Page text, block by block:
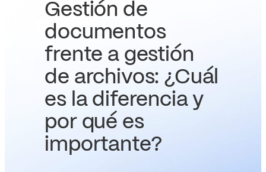
Gestión de
documentos
frente a gestión
de archivos: ¿Cuál
es la diferencia y
por qué es
importante?